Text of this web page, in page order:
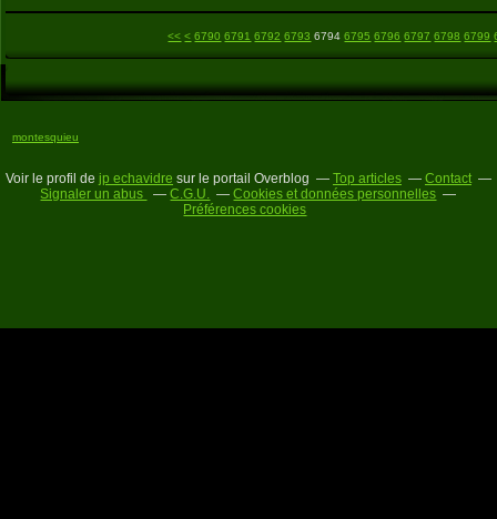
<< < 6700
6710
6720
6730
6740
6750
6760
6770
6780
6790 6791 6792 6793 6794 6795 6796 6797 6798 6799
montesquieu
Voir le profil de jp echavidre sur le portail Overblog Top articles
Contact
Signaler un abus
C.G.U.
Cookies et données personnelles
Préférences cookies